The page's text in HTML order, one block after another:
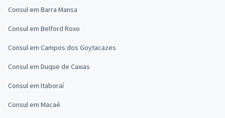
Consul em Barra Mansa
Consul em Belford Roxo
Consul em Campos dos Goytacazes
Consul em Duque de Caxias
Consul em Itaboraí
Consul em Macaé